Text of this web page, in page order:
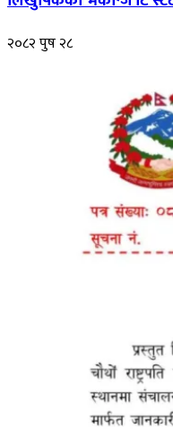
२०८२ पुष २८